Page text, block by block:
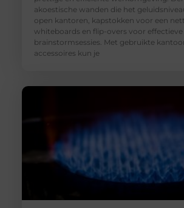
akoestische wanden die het
open kantoren, kapstokken voor een
whiteboards en flip-overs voor effectieve
brainstormsessies. Met gebruikte
accessoires kun je